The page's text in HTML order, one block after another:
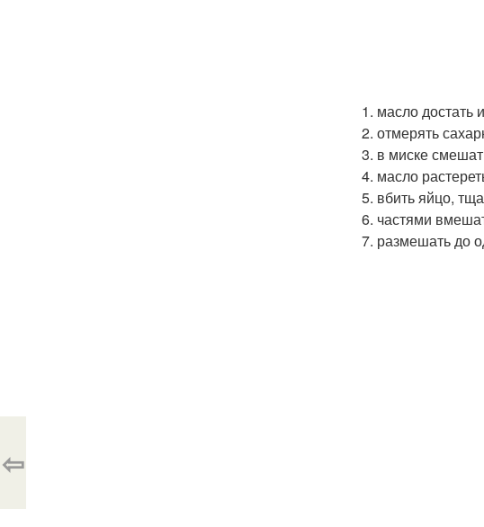
1. масло достать
2. отмерять
3. в миске
4. масло
5. вбить яйцо,
6. частями
7. размешать до
⇦